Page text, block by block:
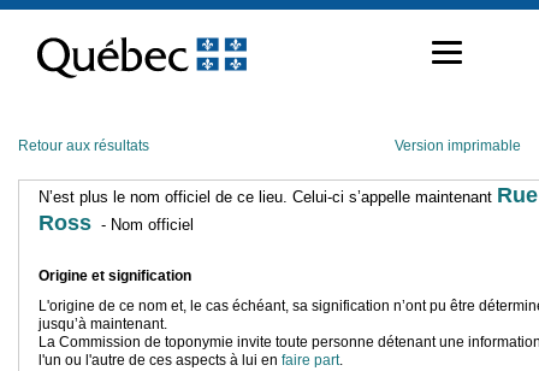
contenu
Retour aux résultats Version imprimable
N’est plus le nom officiel de ce lieu. Celui-ci s’appelle maintenant Rue
Ross - Nom officiel
Origine et signification
L'origine de ce nom et, le cas échéant, sa signification n’ont pu être
jusqu’à maintenant.
La Commission de toponymie invite toute personne détenant une
l'un ou l'autre de ces aspects à lui en faire part.